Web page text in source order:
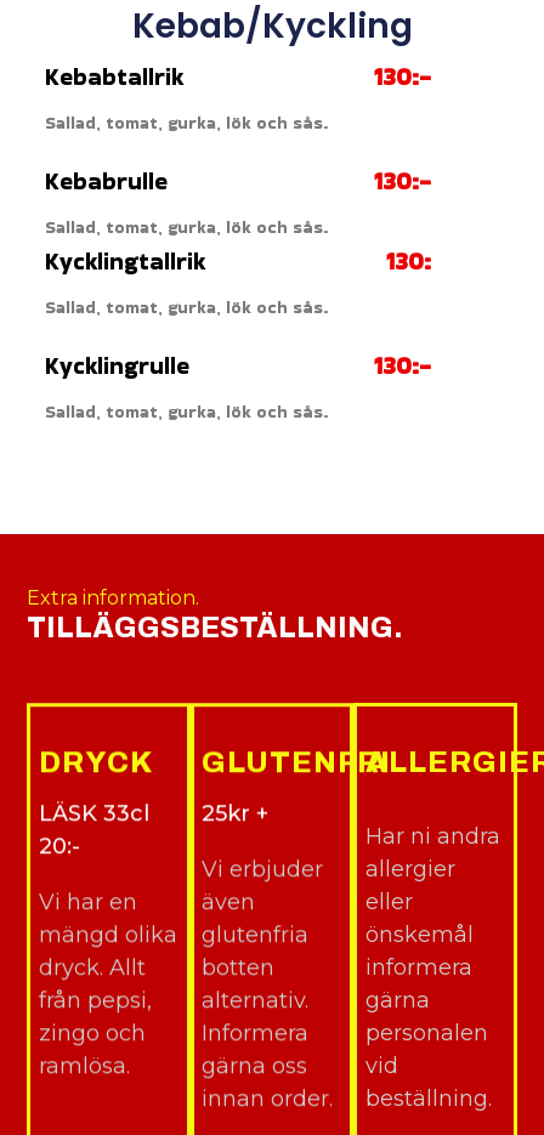
Kebab/Kyckling
Kebabtallrik 130:-
Sallad, tomat, gurka, lök och sås.
Kebabrulle 130:-
Sallad, tomat, gurka, lök och sås.
Kycklingtallrik 130:
Sallad, tomat, gurka, lök och sås.
Kycklingrulle 130:-
Sallad, tomat, gurka, lök och sås.
Extra information.
TILLÄGGSBESTÄLLNING.
DRYCK
LÄSK 33cl
20:-
Vi har en
mängd olika
dryck. Allt
från pepsi,
zingo och
ramlösa.
GLUTENFRI
25kr +
Vi erbjuder
även
glutenfria
botten
alternativ.
Informera
gärna oss
innan order.
Har ni andra
allergier
eller
önskemål
informera
gärna
personalen
vid
beställning.